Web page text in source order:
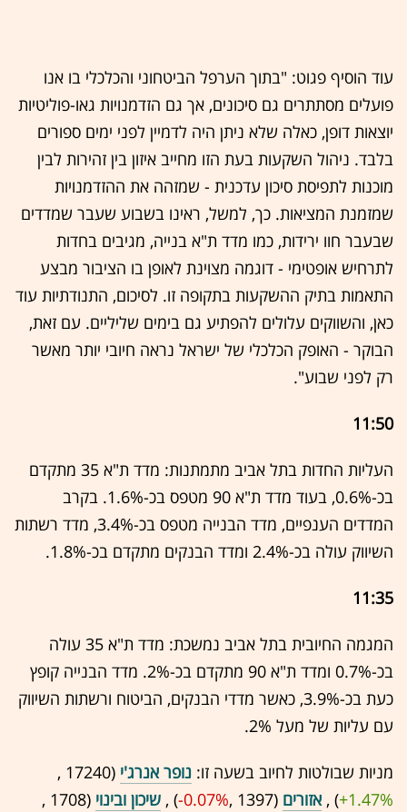
עוד הוסיף פגוט: "בתוך הערפל הביטחוני והכלכלי בו אנו
פועלים מסתתרים גם סיכונים, אך גם הזדמנויות גאו-פוליטיות
יוצאות דופן, כאלה שלא ניתן היה לדמיין לפני ימים ספורים
בלבד. ניהול השקעות בעת הזו מחייב איזון בין זהירות לבין
מוכנות לתפיסת סיכון עדכנית - שמזהה את ההזדמנויות
שמזמנת המציאות. כך, למשל, ראינו בשבוע שעבר שמדדים
שבעבר חוו ירידות, כמו מדד ת"א בנייה, מגיבים בחדות
לתרחיש אופטימי - דוגמה מצוינת לאופן בו הציבור מבצע
התאמות בתיק ההשקעות בתקופה זו. לסיכום, התנודתיות עוד
כאן, והשווקים עלולים להפתיע גם בימים שליליים. עם זאת,
הבוקר - האופק הכלכלי של ישראל נראה חיובי יותר מאשר
רק לפני שבוע".
11:50
העליות החדות בתל אביב מתמתנות: מדד ת"א 35 מתקדם
בכ-0.6%, בעוד מדד ת"א 90 מטפס בכ-1.6%. בקרב
המדדים הענפיים, מדד הבנייה מטפס בכ-3.4%, מדד רשתות
השיווק עולה בכ-2.4% ומדד הבנקים מתקדם בכ-1.8%.
11:35
המגמה החיובית בתל אביב נמשכת: מדד ת"א 35 עולה
בכ-0.7% ומדד ת"א 90 מתקדם בכ-2%. מדד הבנייה קופץ
כעת בכ-3.9%, כאשר מדדי הבנקים, הביטוח ורשתות השיווק
עם עליות של מעל 2%.
מניות שבולטות לחיוב בשעה זו: נופר אנרג'י (17240 ,‎
+1.47%
‏) ,אזורים (1397 ,‎
-0.07%
‏) , שיכון ובינוי (1708 ,‎